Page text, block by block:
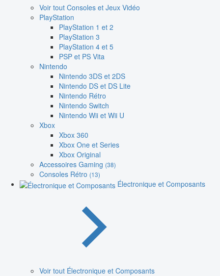
Voir tout Consoles et Jeux Vidéo
PlayStation
PlayStation 1 et 2
PlayStation 3
PlayStation 4 et 5
PSP et PS Vita
Nintendo
Nintendo 3DS et 2DS
Nintendo DS et DS Lite
Nintendo Rétro
Nintendo Switch
Nintendo Wii et Wii U
Xbox
Xbox 360
Xbox One et Series
Xbox Original
Accessoires Gaming (38)
Consoles Rétro (13)
Électronique et Composants
Voir tout Électronique et Composants